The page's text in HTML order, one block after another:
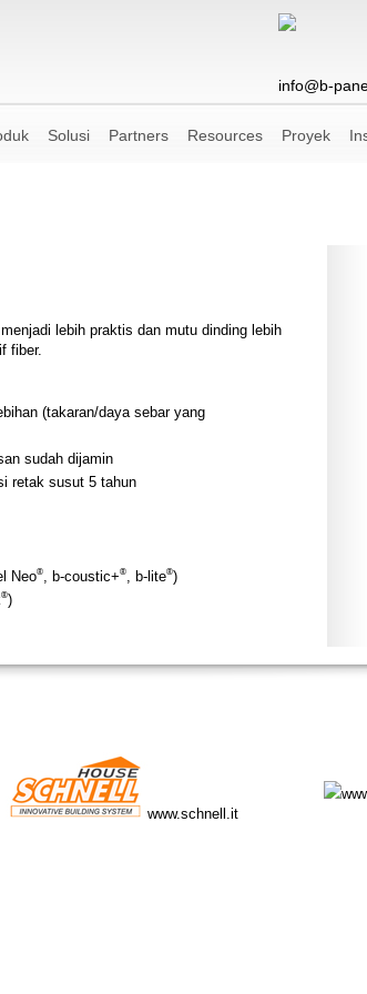
Solusi Partners Resources Proyek
info@b-
menjadi lebih praktis dan mutu dinding lebih
fiber.
(takaran/daya sebar yang
sudah dijamin
retak susut 5 tahun
Neo®, b-coustic+®, b-lite®)
®)
www.schnell.it